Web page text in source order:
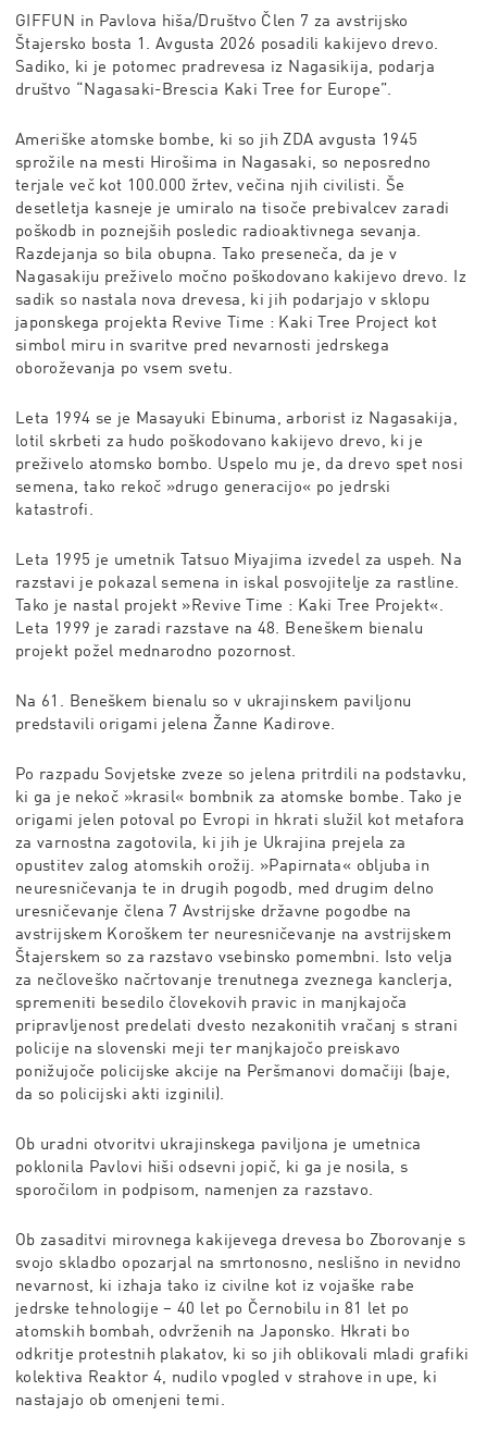
GIFFUN in Pavlova hiša/Društvo Člen 7 za avstrijsko
Štajersko bosta 1. Avgusta 2026 posadili kakijevo drevo.
Sadiko, ki je potomec pradrevesa iz Nagasikija, podarja
društvo “Nagasaki-Brescia Kaki Tree for Europe”.
Ameriške atomske bombe, ki so jih ZDA avgusta 1945
sprožile na mesti Hirošima in Nagasaki, so neposredno
terjale več kot 100.000 žrtev, večina njih civilisti. Še
desetletja kasneje je umiralo na tisoče prebivalcev zaradi
poškodb in poznejših posledic radioaktivnega sevanja.
Razdejanja so bila obupna. Tako preseneča, da je v
Nagasakiju preživelo močno poškodovano kakijevo drevo. Iz
sadik so nastala nova drevesa, ki jih podarjajo v sklopu
japonskega projekta Revive Time : Kaki Tree Project kot
simbol miru in svaritve pred nevarnosti jedrskega
oboroževanja po vsem svetu.
Leta 1994 se je Masayuki Ebinuma, arborist iz Nagasakija,
lotil skrbeti za hudo poškodovano kakijevo drevo, ki je
preživelo atomsko bombo. Uspelo mu je, da drevo spet nosi
semena, tako rekoč »drugo generacijo« po jedrski
katastrofi.
Leta 1995 je umetnik Tatsuo Miyajima izvedel za uspeh. Na
razstavi je pokazal semena in iskal posvojitelje za rastline.
Tako je nastal projekt »Revive Time : Kaki Tree Projekt«.
Leta 1999 je zaradi razstave na 48. Beneškem bienalu
projekt požel mednarodno pozornost.
Na 61. Beneškem bienalu so v ukrajinskem paviljonu
predstavili origami jelena Žanne Kadirove.
Po razpadu Sovjetske zveze so jelena pritrdili na podstavku,
ki ga je nekoč »krasil« bombnik za atomske bombe. Tako je
origami jelen potoval po Evropi in hkrati služil kot metafora
za varnostna zagotovila, ki jih je Ukrajina prejela za
opustitev zalog atomskih orožij. »Papirnata« obljuba in
neuresničevanja te in drugih pogodb, med drugim delno
uresničevanje člena 7 Avstrijske državne pogodbe na
avstrijskem Koroškem ter neuresničevanje na avstrijskem
Štajerskem so za razstavo vsebinsko pomembni. Isto velja
za nečloveško načrtovanje trenutnega zveznega kanclerja,
spremeniti besedilo človekovih pravic in manjkajoča
pripravljenost predelati dvesto nezakonitih vračanj s strani
policije na slovenski meji ter manjkajočo preiskavo
ponižujoče policijske akcije na Peršmanovi domačiji (baje,
da so policijski akti izginili).
Ob uradni otvoritvi ukrajinskega paviljona je umetnica
poklonila Pavlovi hiši odsevni jopič, ki ga je nosila, s
sporočilom in podpisom, namenjen za razstavo.
Ob zasaditvi mirovnega kakijevega drevesa bo Zborovanje s
svojo skladbo opozarjal na smrtonosno, neslišno in nevidno
nevarnost, ki izhaja tako iz civilne kot iz vojaške rabe
jedrske tehnologije – 40 let po Černobilu in 81 let po
atomskih bombah, odvrženih na Japonsko. Hkrati bo
odkritje protestnih plakatov, ki so jih oblikovali mladi grafiki
kolektiva Reaktor 4, nudilo vpogled v strahove in upe, ki
nastajajo ob omenjeni temi.